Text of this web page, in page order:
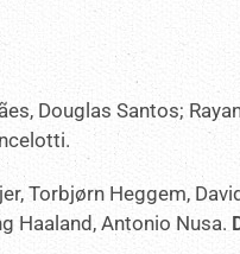
Douglas Santos;
Torbjørn Heggem,
Haaland, Antonio Nusa.